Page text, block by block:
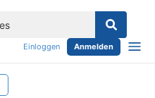
Einloggen Anmelden